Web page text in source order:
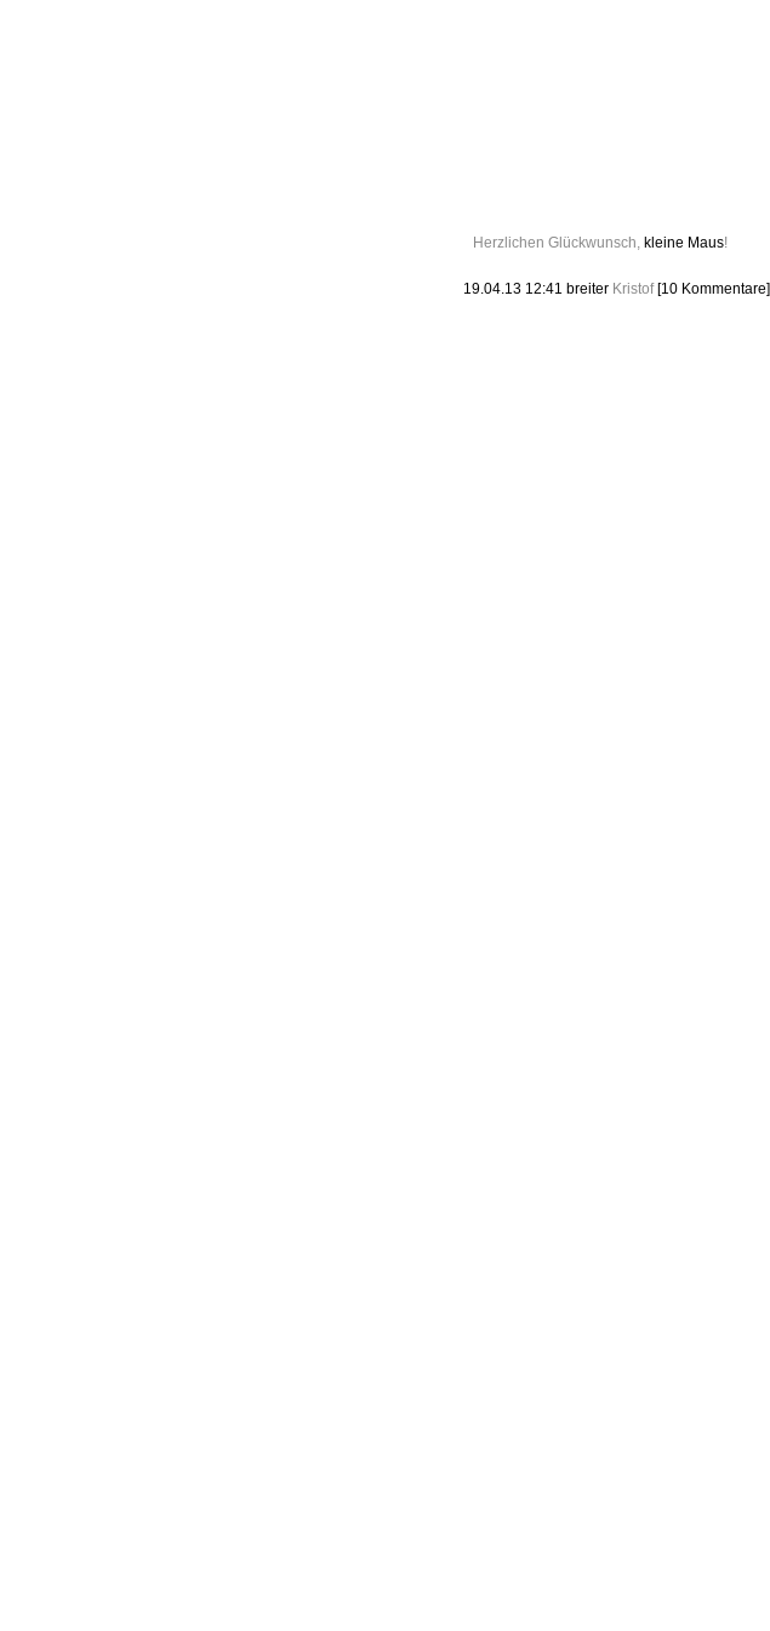
Herzlichen Glückwunsch, kleine Maus!
19.04.13 12:41 breiter Kristof [10 Kommentare]